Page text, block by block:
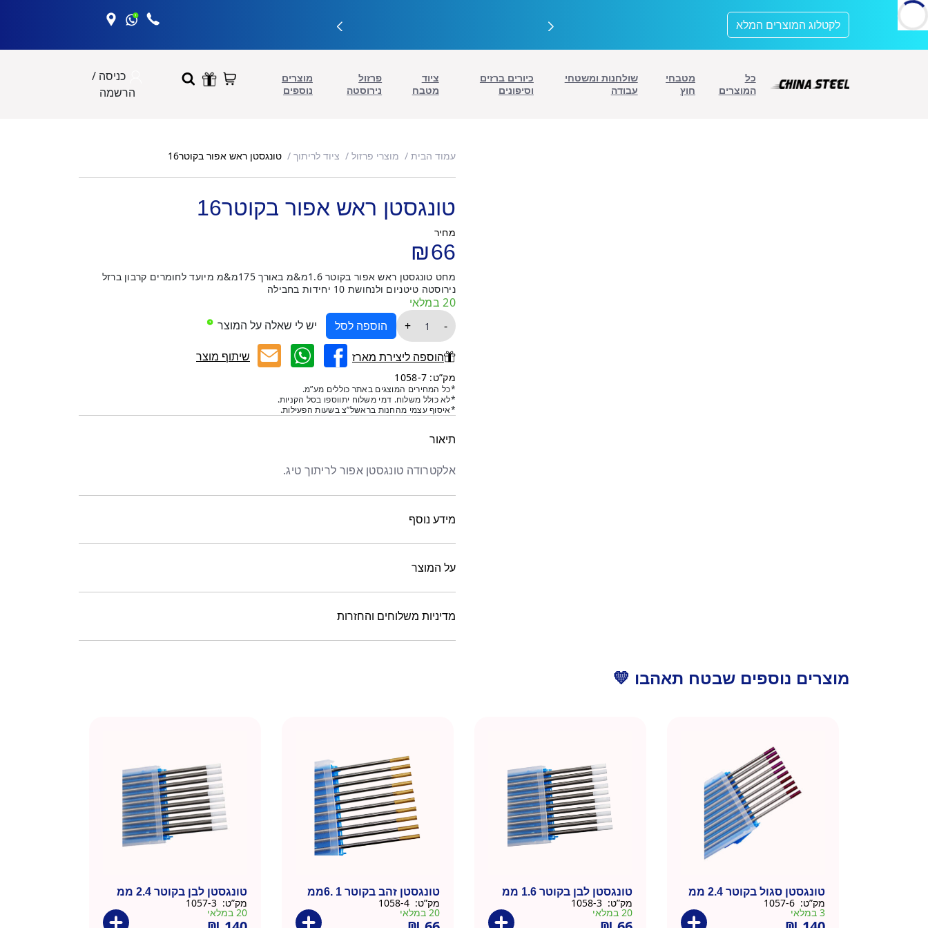
לתוכן
לקטלוג המוצרים המלא
כל
המוצרים
מטבחי
חוץ
שולחנות ומשטחי
עבודה
כיורים ברזים
וסיפונים
ציוד
מטבח
פרזול
נירוסטה
מוצרים
נוספים
כניסה /
הרשמה
עמוד הבית מוצרי פרזול ציוד לריתוך טונגסטן ראש אפור בקוטר16
טונגסטן ראש אפור בקוטר16
מחיר
₪66
מחט טונגסטן ראש אפור בקוטר 1.6מ&מ באורך 175מ&מ מיועד לחומרים קרבון ברזל
נירוסטה טיטניום ולנחושת 10 יחידות בחבילה
20 במלאי
-
כמות
טונגסטן
ראש
אפור
בקוטר16
+ הוספה לסל יש לי שאלה על המוצר
הוספה ליצירת מארז שיתוף מוצר
מק”ט: 1058-7
*כל המחירים המוצגים באתר כוללים מע”מ.
*לא כולל משלוח. דמי משלוח יתווספו בסל הקניות.
*איסוף עצמי מהחנות בראשל”צ בשעות הפעילות.
תיאור
אלקטרודה טונגסטן אפור לריתוך טיג.
מידע נוסף
על המוצר
מדיניות משלוחים והחזרות
מוצרים נוספים שבטח תאהבו 💛
טונגסטן סגול בקוטר 2.4 ממ
מק”ט:
3 במלאי
טונגסטן לבן בקוטר 1.6 ממ
מק”ט:
20 במלאי
טונגסטן זהב בקוטר 1 .6ממ
מק”ט:
20 במלאי
טונגסטן לבן בקוטר 2.4 ממ
מק”ט:
20 במלאי